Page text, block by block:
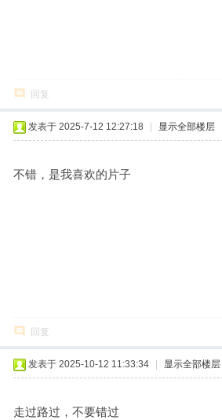
回复
发表于 2025-7-12 12:27:18 显示全部楼层
不错，是我喜欢的片子
回复
发表于 2025-10-12 11:33:34 显示全部楼层
走过路过，不要错过